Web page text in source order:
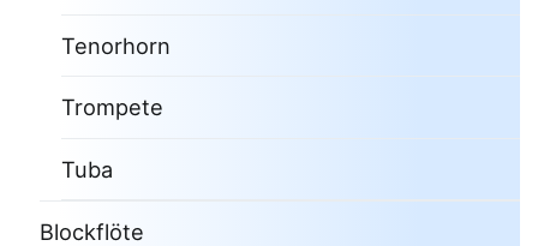
Tenorhorn
Trompete
Tuba
Blockflöte